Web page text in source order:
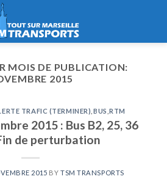
MOIS DE PUBLICATION:
2015
TRAFIC (TERMINER) BUS ,RTM
2015 : Bus B2, 25, 36
de perturbation
2015 BY TSM TRANSPORTS